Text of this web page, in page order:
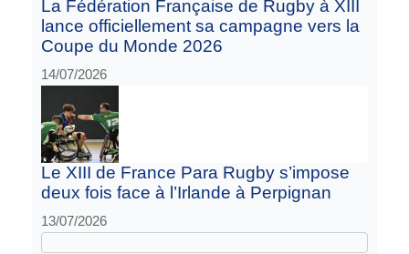
La Fédération Française de Rugby à XIII
lance officiellement sa campagne vers la
Coupe du Monde 2026
14/07/2026
Le XIII de France Para Rugby s’impose
deux fois face à l’Irlande à Perpignan
13/07/2026